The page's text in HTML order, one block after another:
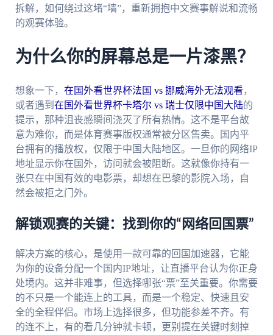
拆解，如何绕过这堵“墙”，重新拥抱中文赛事解说和流畅
的观赛体验。
为什么你的屏幕总是一片漆黑？
想象一下， 在国外看世界杯法国 vs 挪威海外无法观看 ，
或者遇到 在国外看世界杯卡塔尔 vs 瑞士仅限中国大陆的
提示，那种沮丧感瞬间浇灭了所有热情。这不是平台故
意为难你，而是体育赛事版权通常被分区售卖。国内平
台拥有的播放权，仅限于中国大陆地区。一旦你的网络IP
地址显示你在国外，访问就会被阻断。这就像你持有一
张只在中国有效的电影票，却想在巴黎的影院入场，自
然会被拒之门外。
解锁观赛的关键：找到你的“网络回国票”
解决方案的核心，是使用一款可靠的回国加速器，它能
为你的设备分配一个国内IP地址，让直播平台认为你正身
处境内。这并非难事，但选择哪张“票”至关重要。你需要
的不只是一个能连上的工具，而是一个稳定、快速且安
全的全程伴侣。市场上选择很多，但功能参差不齐。有
的连不上，有的看几分钟就卡顿，更别提在关键时刻掉